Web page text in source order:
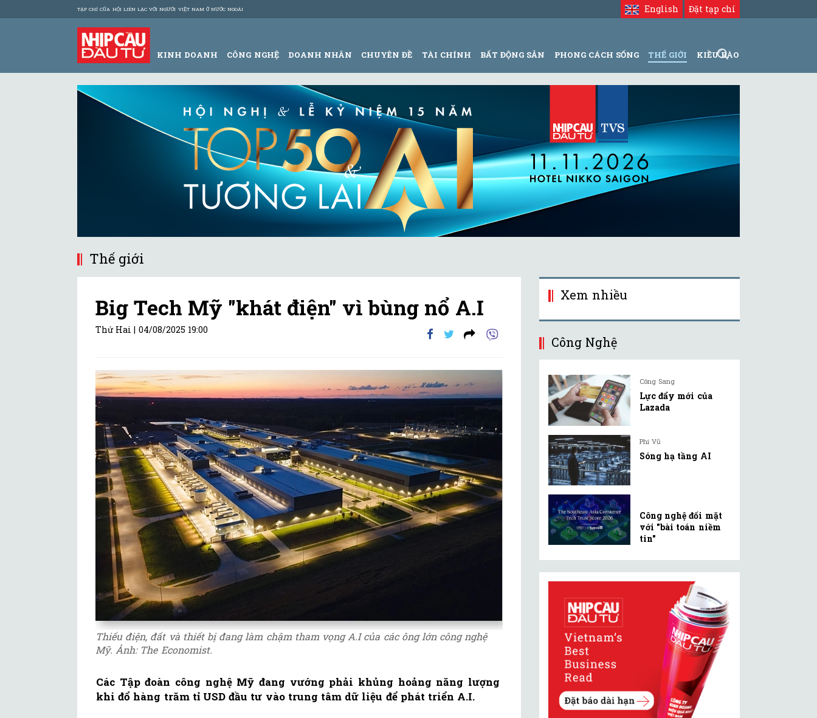
TẠP CHÍ CỦA HỘI LIÊN LẠC VỚI NGƯỜI VIỆT NAM Ở NƯỚC NGOÀI Đặt tạp chí
English
KINH DOANH CÔNG NGHỆ DOANH NHÂN CHUYÊN ĐỀ TÀI CHÍNH BẤT ĐỘNG SẢN PHONG CÁCH SỐNG THẾ GIỚI KIỀU BÀO
Thế giới
Big Tech Mỹ "khát điện" vì bùng nổ A.I
Thứ Hai | 04/08/2025 19:00
Thiếu điện, đất và thiết bị đang làm chậm tham vọng A.I của các ông lớn công nghệ
Mỹ. Ảnh: The Economist.
Các Tập đoàn công nghệ Mỹ đang vướng phải khủng hoảng năng lượng
khi đổ hàng trăm tỉ USD đầu tư vào trung tâm dữ liệu để phát triển A.I.
Xem nhiều
Công Nghệ
Công Sang
Lực đẩy mới của
Lazada
Phi Vũ
Sóng hạ tầng AI
Công nghệ đối mặt
với "bài toán niềm
tin"